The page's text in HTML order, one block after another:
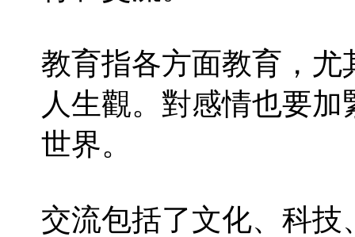
教育指各方面教育，
人生觀。對感情也要
世界。
交流包括了文化、科